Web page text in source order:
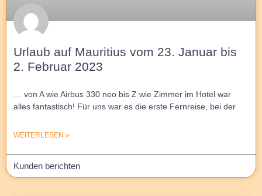
Urlaub auf Mauritius vom 23. Januar bis
2. Februar 2023
… von A wie Airbus 330 neo bis Z wie Zimmer im Hotel war
alles fantastisch! Für uns war es die erste Fernreise, bei der
WEITERLESEN »
Kunden berichten